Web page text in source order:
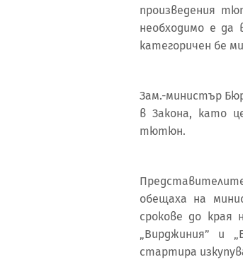
произведения
необходимо е да
категоричен бе
Зам.-министър
в Закона, като
тютюн.
обещаха на
срокове до
„Вирджиния” и
стартира